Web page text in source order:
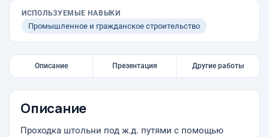
ИСПОЛЬЗУЕМЫЕ НАВЫКИ
Промышленное и гражданское строительство
Описание Презентация Другие работы
Описание
Проходка штольни под ж.д. путями с помощью